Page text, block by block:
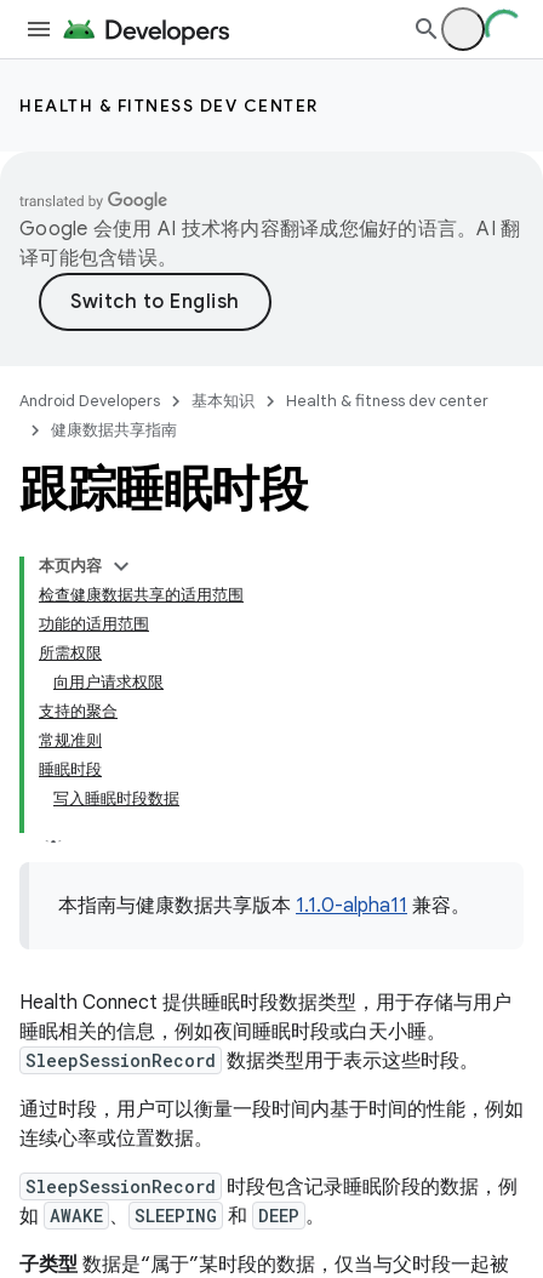
HEALTH & FITNESS DEV CENTER
Google 会使用 AI 技术将内容翻译成您偏好的语言。AI 翻
译可能包含错误。
Android Developers 基本知识
Health & fitness dev center
健康数据共享指南
跟踪睡眠时段
本页内容
检查健康数据共享的适用范围
功能的适用范围
所需权限
向用户请求权限
支持的聚合
常规准则
睡眠时段
写入睡眠时段数据
本指南与健康数据共享版本 1.1.0-alpha11 兼容。
Health Connect 提供睡眠时段数据类型，用于存储与用户
睡眠相关的信息，例如夜间睡眠时段或白天小睡。
SleepSessionRecord 数据类型用于表示这些时段。
通过时段，用户可以衡量一段时间内基于时间的性能，例如
连续心率或位置数据。
SleepSessionRecord 时段包含记录睡眠阶段的数据，例
如 AWAKE 、 SLEEPING 和 DEEP 。
子类型 数据是“属于”某时段的数据，仅当与父时段一起被